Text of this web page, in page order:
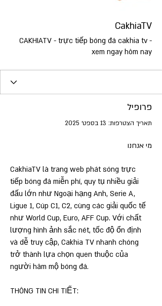
CakhiaTV
CAKHIATV - trực tiếp bóng đá cakhia tv -
xem ngay hôm nay
פרופיל
תאריך הצטרפות: 13 בספט׳ 2025
מי אנחנו
CakhiaTV là trang web phát sóng trực
tiếp bóng đá miễn phí, quy tụ nhiều giải
đấu lớn như Ngoại hạng Anh, Serie A,
Ligue 1, Cúp C1, C2, cùng các giải quốc tế
như World Cup, Euro, AFF Cup. Với chất
lượng hình ảnh sắc nét, tốc độ ổn định
và dễ truy cập, Cakhia TV nhanh chóng
trở thành lựa chọn quen thuộc của
người hâm mộ bóng đá.
THÔNG TIN CHI TIẾT: